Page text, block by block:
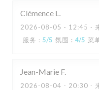
Clémence L
2026-08-05 - 12:45 -
服务 : 5/5 氛围 : 4/5 菜
Jean-Marie F
2026-08-04 - 20:30 -